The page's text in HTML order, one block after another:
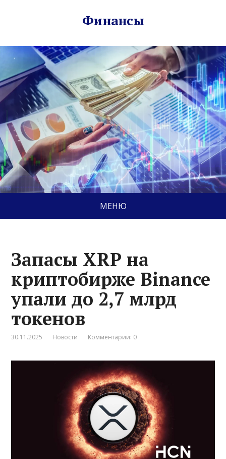
Финансы
МЕНЮ
Запасы XRP на
криптобирже Binance
упали до 2,7 млрд
токенов
30.11.2025 Новости Комментарии: 0